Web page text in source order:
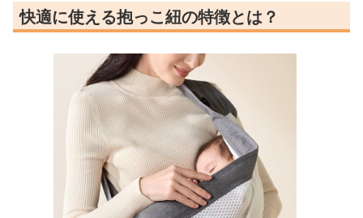
快適に使える抱っこ紐の特徴とは？